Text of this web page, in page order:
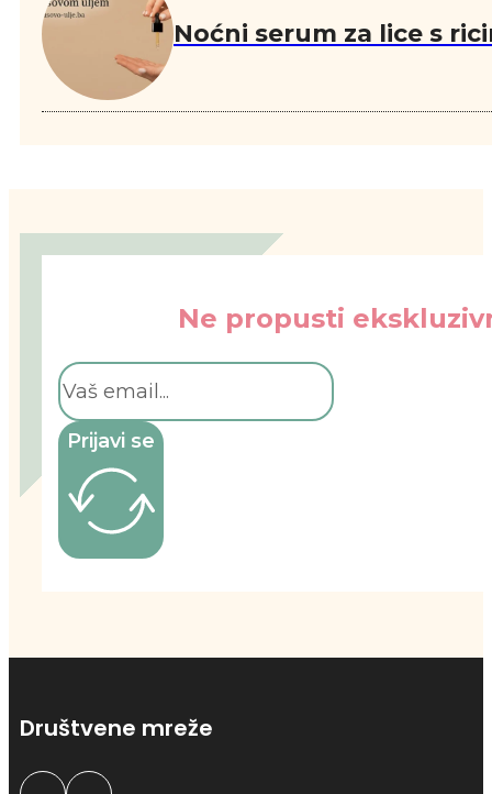
Noćni serum za lice s
Ne propusti
Prijavi se
Društvene mreže